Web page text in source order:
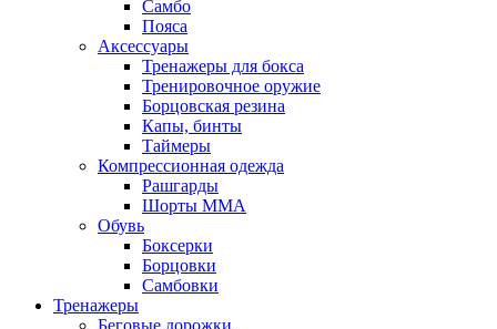
Самбо
Пояса
Аксессуары
Тренажеры для бокса
Тренировочное оружие
Борцовская резина
Капы, бинты
Таймеры
Компрессионная одежда
Рашгарды
Шорты MMA
Обувь
Боксерки
Борцовки
Самбовки
Тренажеры
Беговые дорожки